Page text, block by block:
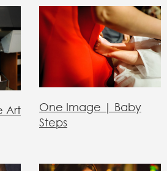
Art
One Image | Baby
Steps